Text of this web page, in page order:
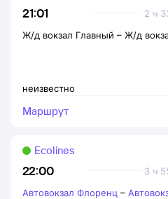
21:01 2 ч
неизвестно
Ж/д вокзал Главный – Ж/д
Маршрут
22:00 3 ч
Ecolines
Автовокзал Флоренц –